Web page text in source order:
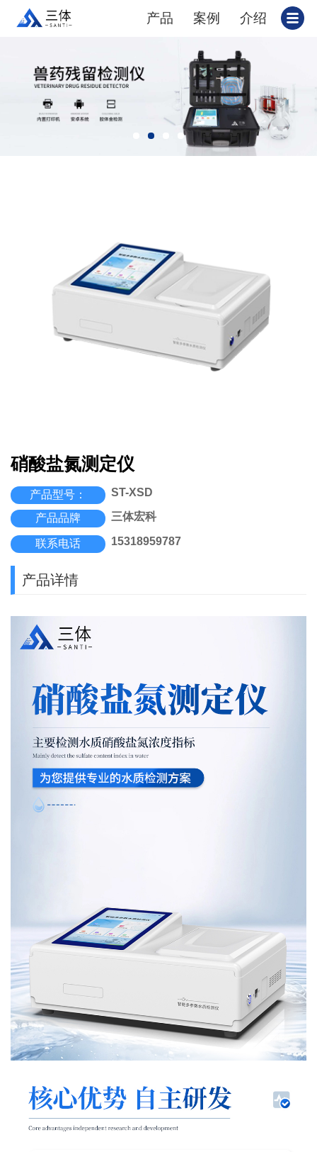
产品 案例 介绍
硝酸盐氮测定仪
产品型号： ST-XSD
产品品牌 三体宏科
联系电话 15318959787
产品详情